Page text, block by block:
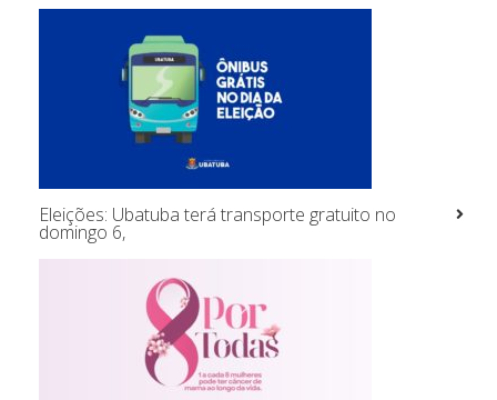
Eleições: Ubatuba terá transporte gratuito no
domingo 6,